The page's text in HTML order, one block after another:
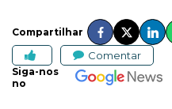
Compartilhar
Comentar
Siga-nos
no